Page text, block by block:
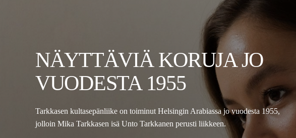
NÄYTTÄVIÄ KORUJA JO
VUODESTA 1955
Tarkkasen kultasepänliike on toiminut Helsingin Arabiassa jo vuodesta 1955,
jolloin Mika Tarkkasen isä Unto Tarkkanen perusti liikkeen.